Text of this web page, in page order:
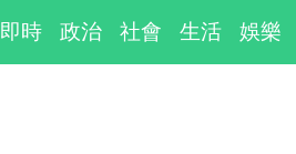
即時 政治 社會 生活 娛樂